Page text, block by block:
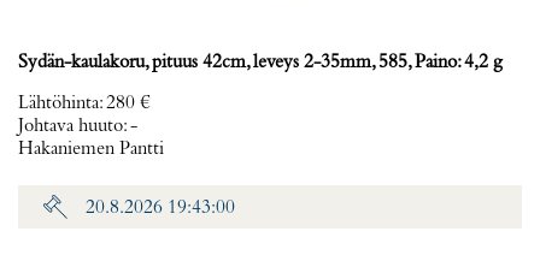
Sydän-kaulakoru, pituus 42cm, leveys 2-35mm, 585, Paino: 4,2 g
Lähtöhinta:280 €
Johtava huuto:-
Hakaniemen Pantti
20.8.2026 19:43:00